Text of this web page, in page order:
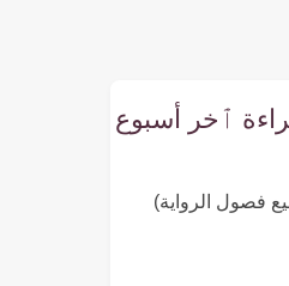
ٱخر أسبوع
فصول الرواية)